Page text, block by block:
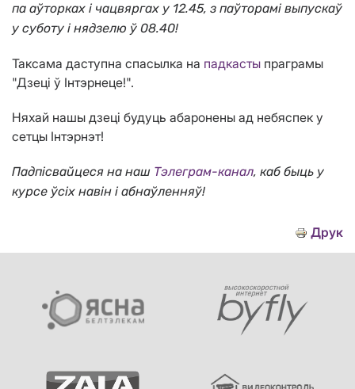
па аўторках і чацвяргах у 12.45, з паўторамі выпускаў
у суботу і нядзелю ў 08.40!
Таксама даступна спасылка на падкасты праграмы
"Дзеці ў Інтэрнеце!".
Няхай нашы дзеці будуць абаронены ад небяспек у
сетцы Інтэрнэт!
Падпісвайцеся на наш Тэлеграм-канал, каб быць у
курсе ўсіх навін і абнаўленняў!
Друк